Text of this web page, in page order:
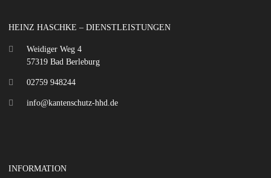
HEINZ HASCHKE – DIENSTLEISTUNGEN
Weidiger Weg 4
57319 Bad Berleburg
02759 948244
info@kantenschutz-hhd.de
INFORMATION